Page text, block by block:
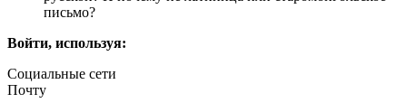
письмо?
Войти, используя:
Социальные сети
Почту